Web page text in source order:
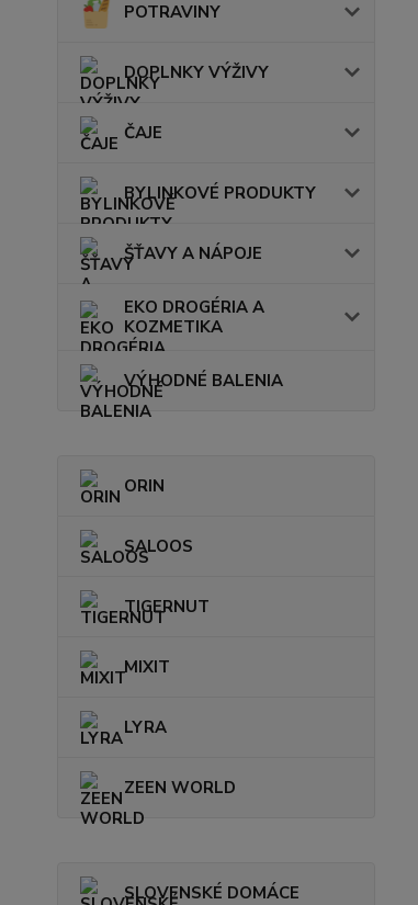
POTRAVINY
DOPLNKY VÝŽIVY
ČAJE
BYLINKOVÉ PRODUKTY
ŠŤAVY A NÁPOJE
EKO DROGÉRIA A
KOZMETIKA
VÝHODNÉ BALENIA
ORIN
SALOOS
TIGERNUT
MIXIT
LYRA
ZEEN WORLD
SLOVENSKÉ DOMÁCE